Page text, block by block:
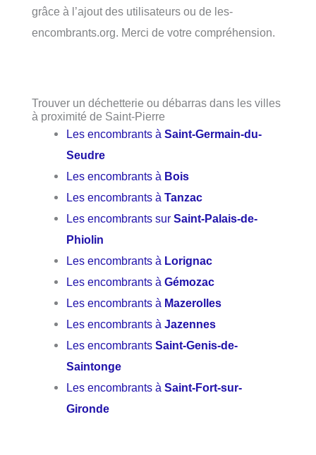
grâce à l’ajout des utilisateurs ou de les-
encombrants.org. Merci de votre compréhension.
Trouver un déchetterie ou débarras dans les villes
à proximité de Saint-Pierre
Les encombrants àSaint-Germain-du-
Seudre
Les encombrants à Bois
Les encombrants àTanzac
Les encombrants surSaint-Palais-de-
Phiolin
Les encombrants à Lorignac
Les encombrants àGémozac
Les encombrants à Mazerolles
Les encombrants àJazennes
Les encombrantsSaint-Genis-de-
Saintonge
Les encombrants àSaint-Fort-sur-
Gironde